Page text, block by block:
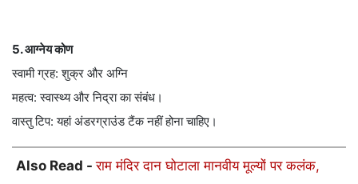
5. आग्नेय कोण
स्वामी ग्रह: शुक्र और अग्नि
महत्व: स्वास्थ्य और निद्रा का संबंध।
वास्तु टिप: यहां अंडरग्राउंड टैंक नहीं होना चाहिए।
Also Read -राम मंदिर दान घोटाला मानवीय मूल्यों पर कलंक,